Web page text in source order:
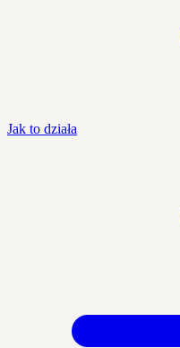
Jak to działa